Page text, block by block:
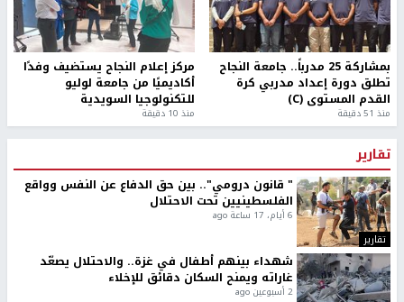
بمشاركة 25 مدرباً.. جامعة النجاح
تطلق دورة إعداد مدربي كرة
القدم المستوى (C)
منذ 51 دقيقة
مركز إعلام النجاح يستضيف وفدًا
أكاديميًا من جامعة لوليو
للتكنولوجيا السويدية
منذ 10 دقيقة
تقارير
تقارير
" قانون درومي".. بين حق الدفاع عن النفس وواقع
الفلسطينيين تحت الاحتلال
6 أيام، 17 ساعة ago
شهداء بينهم أطفال في غزة.. والاحتلال يصعّد
غاراته ويمنح السكان دقائق للإخلاء
2 أسبوعين ago